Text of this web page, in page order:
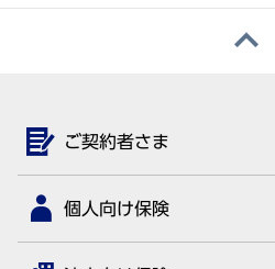
ご契約者さま
個人向け保険